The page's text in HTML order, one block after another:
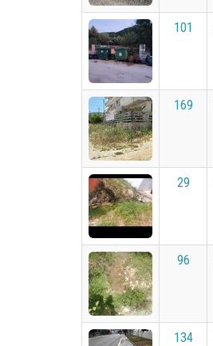
101
169
29
96
134